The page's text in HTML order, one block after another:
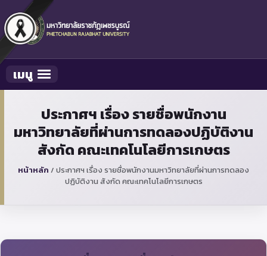
Toggle navigation
เมนู
ประกาศฯ เรื่อง รายชื่อพนักงาน
มหาวิทยาลัยที่ผ่านการทดลองปฏิบัติงาน
สังกัด คณะเทคโนโลยีการเกษตร
หน้าหลัก / ประกาศฯ เรื่อง รายชื่อพนักงานมหาวิทยาลัยที่ผ่านการทดลอง
ปฏิบัติงาน สังกัด คณะเทคโนโลยีการเกษตร